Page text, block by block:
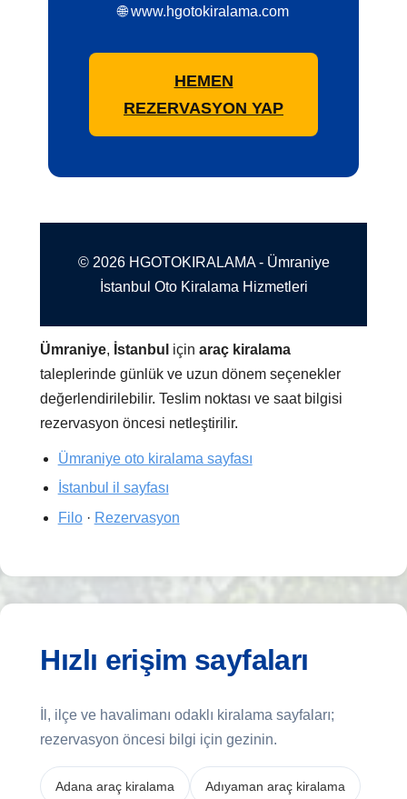
🌐 www.hgotokiralama.com
HEMEN
REZERVASYON YAP
© 2026 HGOTOKIRALAMA - Ümraniye
İstanbul Oto Kiralama Hizmetleri
Ümraniye, İstanbul içinaraç kiralama
taleplerinde günlük ve uzun dönem seçenekler
değerlendirilebilir. Teslim noktası ve saat bilgisi
rezervasyon öncesi netleştirilir.
Ümraniye oto kiralama sayfası
İstanbul il sayfası
Filo· Rezervasyon
Hızlı erişim sayfaları
İl, ilçe ve havalimanı odaklı kiralama sayfaları;
rezervasyon öncesi bilgi için gezinin.
Adana araç kiralama Adıyaman araç kiralama